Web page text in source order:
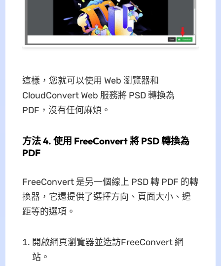
這樣，您就可以使用 Web 瀏覽器和
CloudConvert Web 服務將 PSD 轉換為
PDF，沒有任何麻煩。
方法 4. 使用 FreeConvert 將 PSD 轉換為
PDF
FreeConvert 是另一個線上 PSD 轉 PDF 的轉
換器，它還提供了選擇方向、頁面大小、邊
距等的選項。
開啟網頁瀏覽器並造訪FreeConvert 網
站。